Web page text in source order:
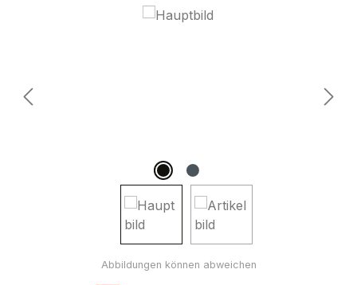
Bildergalerie überspringen